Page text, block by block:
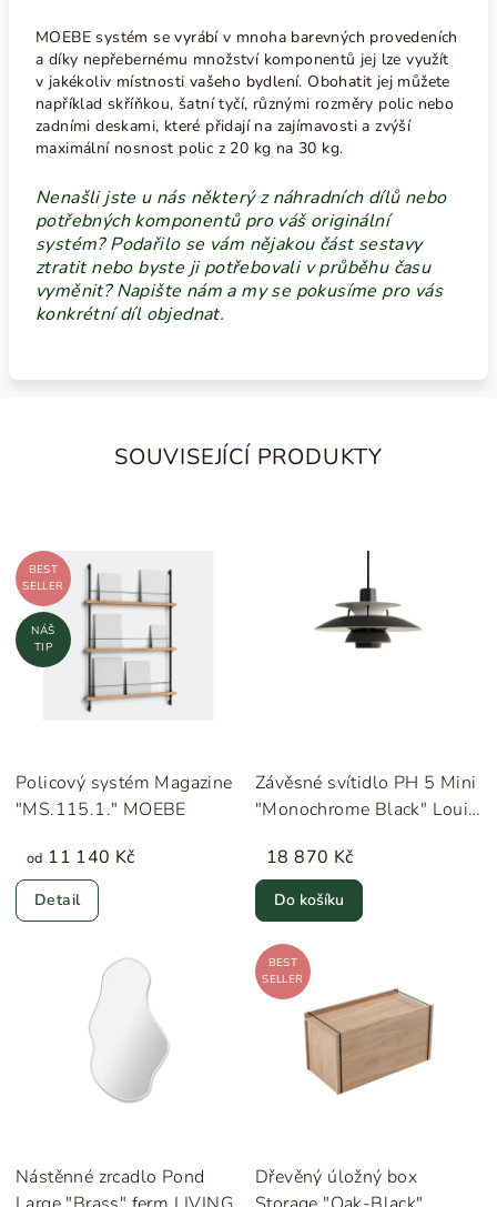
MOEBE systém se vyrábí v mnoha barevných provedeních
a díky nepřebernému množství komponentů jej lze využít
v jakékoliv místnosti vašeho bydlení. Obohatit jej můžete
například skříňkou, šatní tyčí, různými rozměry polic nebo
zadními deskami, které přidají na zajímavosti a zvýší
maximální nosnost polic z 20 kg na 30 kg.
Nenašli jste u nás některý z náhradních dílů nebo
potřebných komponentů pro váš originální
systém? Podařilo se vám nějakou část sestavy
ztratit nebo byste ji potřebovali v průběhu času
vyměnit? Napište nám a my se pokusíme pro vás
konkrétní díl objednat.
SOUVISEJÍCÍ PRODUKTY
BEST
SELLER
NÁŠ
TIP
Policový systém Magazine
"MS.115.1." MOEBE
od 11 140 Kč
Detail
Závěsné svítidlo PH 5 Mini
"Monochrome Black" Louis
18 870 Kč
Do košíku
Nástěnné zrcadlo Pond
BEST
SELLER
Dřevěný úložný box